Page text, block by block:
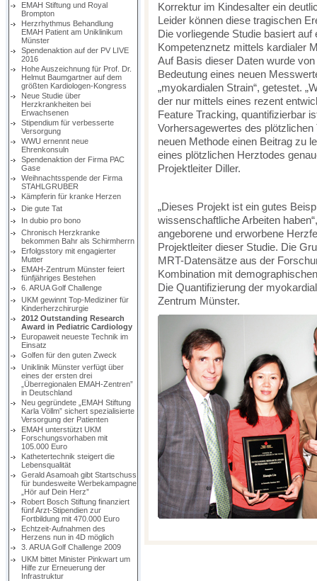
EMAH Stiftung und Royal
Brompton
Herzrhythmus Behandlung
EMAH Patient am Uniklinikum
Münster
Spendenaktion auf der PV LIVE
2016
Hohe Auszeichnung für Prof. Dr.
Helmut Baumgartner auf dem
größten Kardiologen-Kongress
Neue Studie über
Herzkrankheiten bei
Erwachsenen
Stipendium für verbesserte
Versorgung
WWU ernennt neue
Ehrenkonsuln
Spendenaktion der Firma PAC
Gase
Weihnachtsspende der Firma
STAHLGRUBER
Kämpferin für kranke Herzen
Die gute Tat
In dubio pro bono
Chronisch Herzkranke
bekommen Bahr als Schirmherrn
Erfolgsstory mit engagierter
Mutter
EMAH-Zentrum Münster feiert
fünfjähriges Bestehen
6. ARUA Golf Challenge
UKM gewinnt Top-Mediziner für
Kinderherzchirurgie
2012 Outstanding Research
Award in Pediatric Cardiology
Europaweit neueste Technik im
Einsatz
Golfen für den guten Zweck
Uniklinik Münster verfügt über
eines der ersten drei
„Überregionalen EMAH-Zentren”
in Deutschland
Neu gegründete „EMAH Stiftung
Karla Völlm” sichert spezialisierte
Versorgung der Patienten
EMAH unterstützt UKM
Forschungsvorhaben mit
105.000 Euro
Kathetertechnik steigert die
Lebensqualität
Gerald Asamoah gibt Startschuss
für bundesweite Werbekampagne
„Hör auf Dein Herz”
Robert Bosch Stiftung finanziert
fünf Arzt-Stipendien zur
Fortbildung mit 470.000 Euro
Echtzeit-Aufnahmen des
Herzens nun in 4D möglich
3. ARUA Golf Challenge 2009
UKM bittet Minister Pinkwart um
Hilfe zur Erneuerung der
Infrastruktur
Korrektur im Kindesalter ein
Leider können diese tragischen
Die vorliegende Studie basiert
Kompetenznetz mittels kardialer
Auf Basis dieser Daten wurde
Bedeutung eines neuen
„myokardialen Strain“, getestet.
der nur mittels eines rezent
Feature Tracking, quantifizierbar
Vorhersagewertes des
neuen Methode einen Beitrag zu
eines plötzlichen Herztodes
Projektleiter Diller.
„Dieses Projekt ist ein gutes
wissenschaftliche Arbeiten
angeborene und erworbene
Projektleiter dieser Studie. Die
MRT-Datensätze aus der
Kombination mit
Die Quantifizierung der
Zentrum Münster.